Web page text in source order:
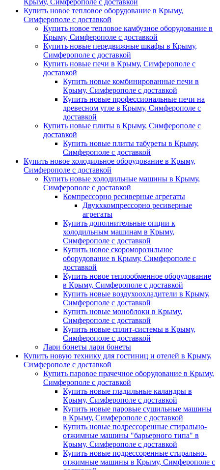
Крыму, Симферополе с доставкой
Купить новое тепловое оборудование в Крыму,
Симферополе с доставкой
Купить новое тепловое камбузное оборудование в
Крыму, Симферополе с доставкой
Купить новые передвижные шкафы в Крыму,
Симферополе с доставкой
Купить новые печи в Крыму, Симферополе с
доставкой
Купить новые комбинированные печи в
Крыму, Симферополе с доставкой
Купить новые профессиональные печи на
древесном угле в Крыму, Симферополе с
доставкой
Купить новые плиты в Крыму, Симферополе с
доставкой
Купить новые плиты табуреты в Крыму,
Симферополе с доставкой
Купить новое холодильное оборудование в Крыму,
Симферополе с доставкой
Купить новые холодильные машины в Крыму,
Симферополе с доставкой
Компрессорно ресиверные агрегаты
Двукхкомпрессорно ресиверные
агрегаты
Купить дополнительные опции к
холодильным машинам в Крыму,
Симферополе с доставкой
Купить новое скороморозильное
оборудование в Крыму, Симферополе с
доставкой
Купить новое теплообменное оборудование
в Крыму, Симферополе с доставкой
Купить новые воздухоохладители в Крыму,
Симферополе с доставкой
Купить новые моноблоки в Крыму,
Симферополе с доставкой
Купить новые сплит-системы в Крыму,
Симферополе с доставкой
Лари бонеты лари бонеты
Купить новую технику для гостиниц и отелей в Крыму,
Симферополе с доставкой
Купить паровое прачечное оборудование в Крыму,
Симферополе с доставкой
Купить новые гладильные каландры в
Крыму, Симферополе с доставкой
Купить новые паровые сушильные машины
в Крыму, Симферополе с доставкой
Купить новые подрессоренные стирально-
отжимные машины "барьерного типа" в
Крыму, Симферополе с доставкой
Купить новые подрессоренные стирально-
отжимные машины в Крыму, Симферополе с